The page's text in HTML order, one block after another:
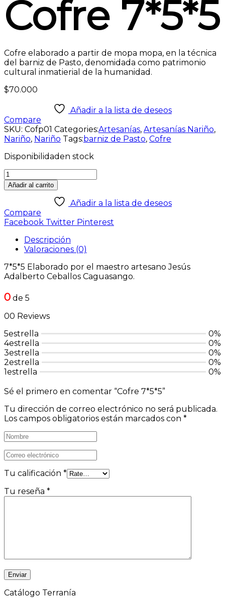
Cofre 7*5*5
Cofre elaborado a partir de mopa mopa, en la técnica
del barniz de Pasto, denomidada como patrimonio
cultural inmatierial de la humanidad.
$70.000
Añadir a la lista de deseos
Compare
SKU: Cofp01 Categories:Artesanías, Artesanías Nariño,
Nariño, Nariño Tags:barniz de Pasto, Cofre
Disponibilidaden stock
Añadir al carrito
Añadir a la lista de deseos
Compare
Facebook Twitter Pinterest
Descripción
Valoraciones (0)
7*5*5 Elaborado por el maestro artesano Jesús
Adalberto Ceballos Caguasango.
0 de 5
00 Reviews
5estrella
0%
4estrella
0%
3estrella
0%
2estrella
0%
1estrella
0%
Sé el primero en comentar “Cofre 7*5*5”
Tu dirección de correo electrónico no será publicada.
Los campos obligatorios están marcados con *
Tu calificación *
Tu reseña *
Catálogo Terranía